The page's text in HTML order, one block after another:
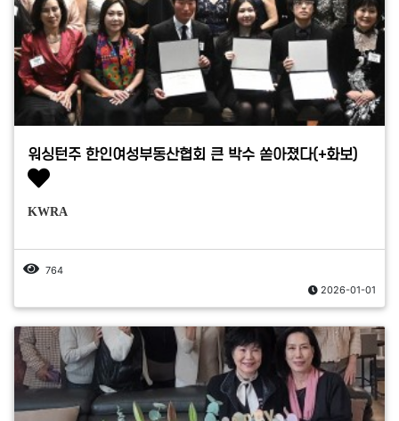
워싱턴주 한인여성부동산협회 큰 박수 쏟아졌다(+화보)
KWRA
764
2026-01-01